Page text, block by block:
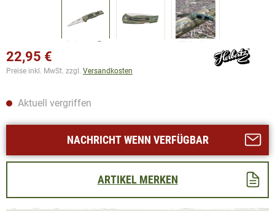
22,95 €
Preise inkl. MwSt. zzgl. Versandkosten
Aktuell vergriffen
NACHRICHT WENN VERFÜGBAR
ARTIKEL MERKEN